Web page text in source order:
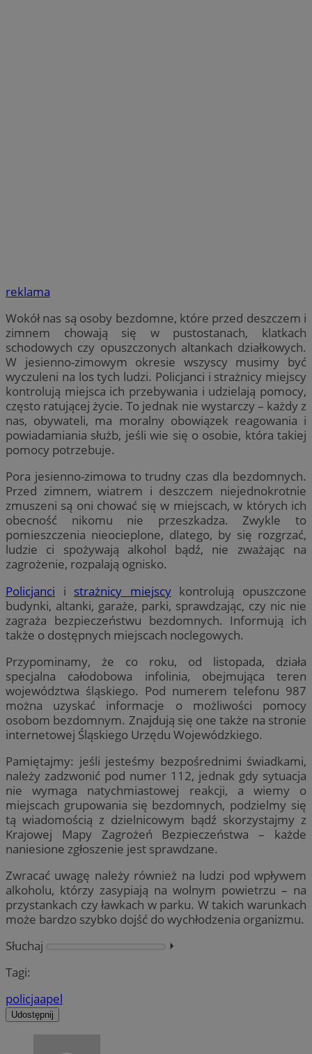
reklama
Wokół nas są osoby bezdomne, które przed deszczem i
zimnem chowają się w pustostanach, klatkach
schodowych czy opuszczonych altankach działkowych.
W jesienno-zimowym okresie wszyscy musimy być
wyczuleni na los tych ludzi. Policjanci i strażnicy miejscy
kontrolują miejsca ich przebywania i udzielają pomocy,
często ratującej życie. To jednak nie wystarczy – każdy z
nas, obywateli, ma moralny obowiązek reagowania i
powiadamiania służb, jeśli wie się o osobie, która takiej
pomocy potrzebuje.
Pora jesienno-zimowa to trudny czas dla bezdomnych.
Przed zimnem, wiatrem i deszczem niejednokrotnie
zmuszeni są oni chować się w miejscach, w których ich
obecność nikomu nie przeszkadza. Zwykle to
pomieszczenia nieocieplone, dlatego, by się rozgrzać,
ludzie ci spożywają alkohol bądź, nie zważając na
zagrożenie, rozpalają ognisko.
Policjanci i strażnicy miejscykontrolują opuszczone
budynki, altanki, garaże, parki, sprawdzając, czy nic nie
zagraża bezpieczeństwu bezdomnych. Informują ich
także o dostępnych miejscach noclegowych.
Przypominamy, że co roku, od listopada, działa
specjalna całodobowa infolinia, obejmująca teren
województwa śląskiego. Pod numerem telefonu 987
można uzyskać informacje o możliwości pomocy
osobom bezdomnym. Znajdują się one także na stronie
internetowej Śląskiego Urzędu Wojewódzkiego.
Pamiętajmy: jeśli jesteśmy bezpośrednimi świadkami,
należy zadzwonić pod numer 112, jednak gdy sytuacja
nie wymaga natychmiastowej reakcji, a wiemy o
miejscach grupowania się bezdomnych, podzielmy się
tą wiadomością z dzielnicowym bądź skorzystajmy z
Krajowej Mapy Zagrożeń Bezpieczeństwa – każde
naniesione zgłoszenie jest sprawdzane.
Zwracać uwagę należy również na ludzi pod wpływem
alkoholu, którzy zasypiają na wolnym powietrzu – na
przystankach czy ławkach w parku. W takich warunkach
może bardzo szybko dojść do wychłodzenia organizmu.
Słuchaj
⏵︎
Tagi:
policjaapel
Udostępnij